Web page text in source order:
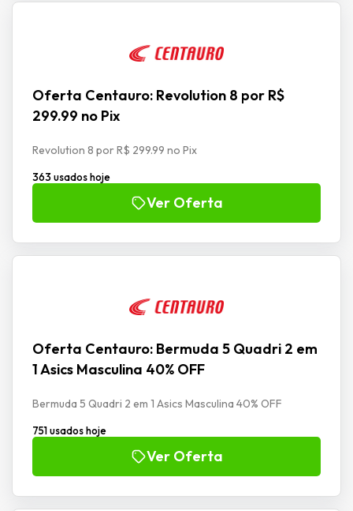
Oferta Centauro: Revolution 8 por R$
299.99 no Pix
Revolution 8 por R$ 299.99 no Pix
363 usados hoje
Ver Oferta
Oferta Centauro: Bermuda 5 Quadri 2 em
1 Asics Masculina 40% OFF
Bermuda 5 Quadri 2 em 1 Asics Masculina 40% OFF
751 usados hoje
Ver Oferta